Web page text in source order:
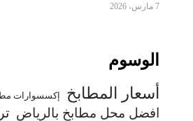
7 مارس، 2026
الوسوم
أسعار المطابخ إكسسوارات
افضل محل مطابخ بالرياض